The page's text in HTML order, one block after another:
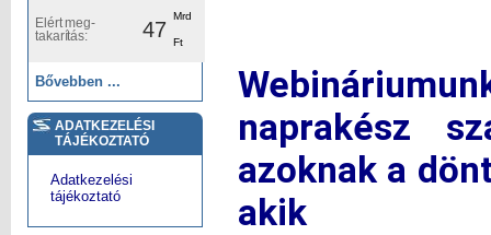
Elért meg-
takarítás:
47
Mrd
Ft
Bővebben ...
ADATKEZELÉSI
TÁJÉKOZTATÓ
Adatkezelési
tájékoztató
naprakész
azoknak a
akik